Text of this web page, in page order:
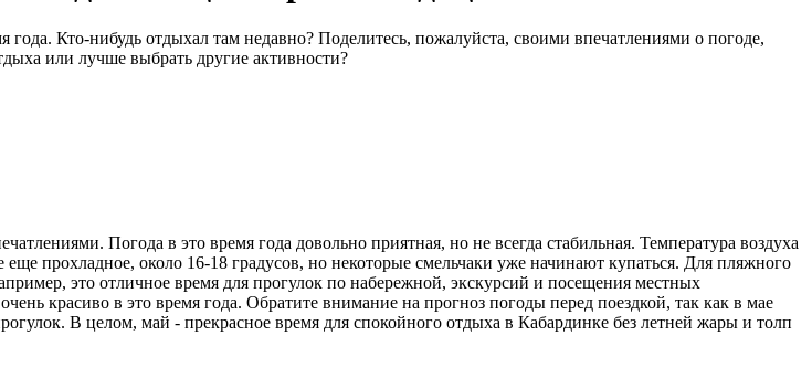
Кто-нибудь отдыхал там недавно? Поделитесь, пожалуйста, своими впечатлениями о погоде,
или лучше выбрать другие активности?
Погода в это время года довольно приятная, но не всегда стабильная. Температура воздуха
прохладное, около 16-18 градусов, но некоторые смельчаки уже начинают купаться. Для пляжного
это отличное время для прогулок по набережной, экскурсий и посещения местных
красиво в это время года. Обратите внимание на прогноз погоды перед поездкой, так как в мае
В целом, май - прекрасное время для спокойного отдыха в Кабардинке без летней жары и толп